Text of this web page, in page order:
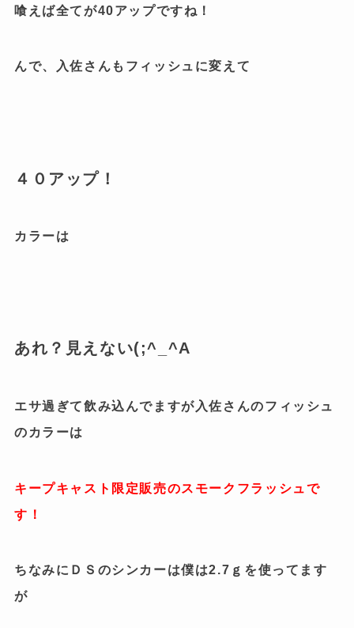
喰えば全てが40アップですね！
んで、入佐さんもフィッシュに変えて
４０アップ！
カラーは
あれ？見えない(;^_^A
エサ過ぎて飲み込んでますが入佐さんのフィッシュ
のカラーは
キープキャスト限定販売のスモークフラッシュで
す！
ちなみにＤＳのシンカーは僕は2.7ｇを使ってます
が